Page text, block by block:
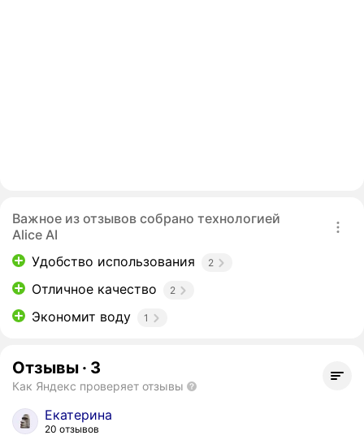
Важное из отзывов собрано технологией
Alice AI
Удобство использования
2
Отличное качество 2
Экономит воду 1
Отзывы · 3
Как Яндекс проверяет отзывы
Екатерина
20 отзывов